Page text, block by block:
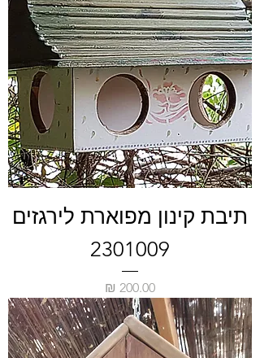
תיבת קינון מפוארת לירגזים
2301009
מחיר